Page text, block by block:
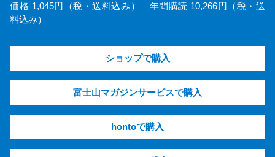
価格 1,045円（税・送料込み） 年間購読 10,266円（税・送
料込み）
ショップで購入
富士山マガジンサービスで購入
hontoで購入